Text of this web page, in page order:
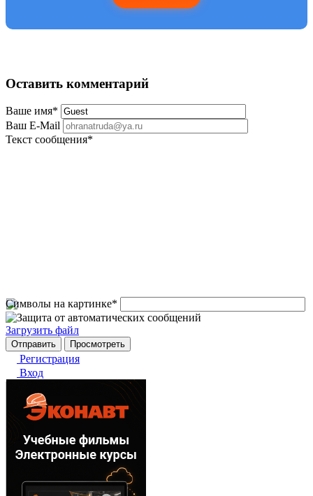
Оставить комментарий
Ваше имя*
Ваш E-Mail
Текст сообщения*
Символы на картинке*
Загрузить файл
Регистрация
Вход